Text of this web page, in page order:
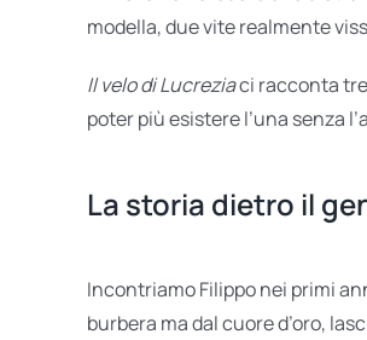
modella, due vite realmente
Il velo di Lucreziaci racconta tre
poter più esistere l’una senza
La storia dietro il
Incontriamo Filippo nei primi
burbera ma dal cuore d’oro,